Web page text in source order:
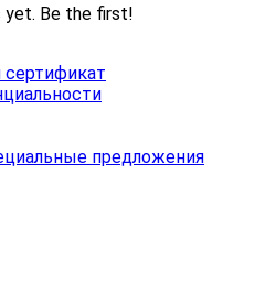
yet. Be the first!
предложения